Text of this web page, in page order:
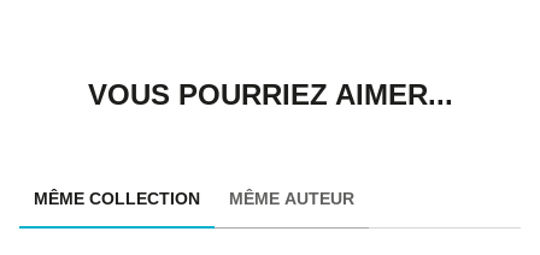
VOUS POURRIEZ AIMER...
MÊME COLLECTION MÊME AUTEUR